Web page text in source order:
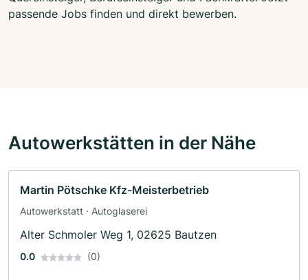
passende Jobs finden und direkt bewerben.
Autowerkstätten in der Nähe
Martin Pötschke Kfz-Meisterbetrieb
Autowerkstatt · Autoglaserei
Alter Schmoler Weg 1, 02625 Bautzen
0.0 (0)